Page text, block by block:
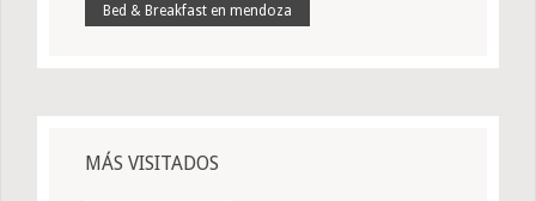
Bed & Breakfast en mendoza
MÁS VISITADOS